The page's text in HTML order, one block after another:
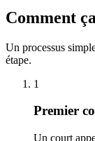
Comment
Un processus
étape.
1
Premier
Un court